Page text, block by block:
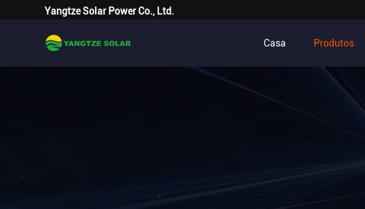
Yangtze Solar Power Co., Ltd.
Casa Produtos